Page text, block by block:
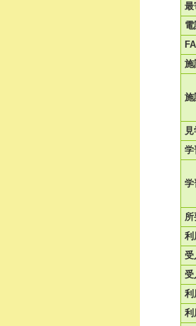
最
施
施
学
学
所
利
受
受
利
利